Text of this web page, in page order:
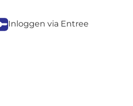
Inloggen via Entree